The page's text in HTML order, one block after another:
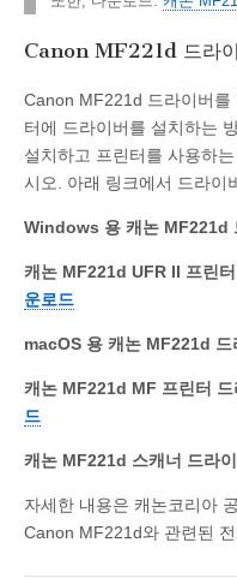
Canon MF221d 드라
Canon MF221d 드라이버를
터에 드라이버를 설치하는
설치하고 프린터를 사용하
시오. 아래 링크에서 드라이
Windows 용 캐논 MF221d
캐논 MF221d UFR II 프린
운로드
macOS 용 캐논 MF221d 드
캐논 MF221d MF 프린터
드
캐논 MF221d 스캐너 드라
자세한 내용은 캐논코리아
Canon MF221d와 관련된